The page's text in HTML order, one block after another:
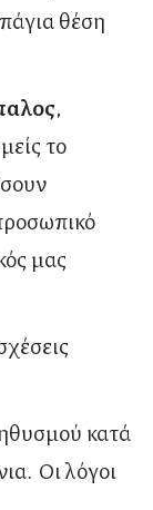
θέση
,
το
μας
κατά
Οι λόγοι